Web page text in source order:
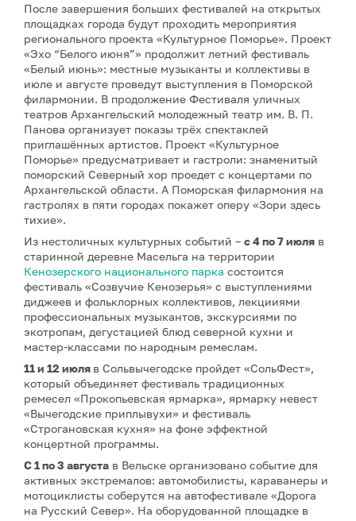
После завершения больших фестивалей на открытых
площадках города будут проходить мероприятия
регионального проекта «Культурное Поморье». Проект
«Эхо “Белого июня”» продолжит летний фестиваль
«Белый июнь»: местные музыканты и коллективы в
июле и августе проведут выступления в Поморской
филармонии. В продолжение Фестиваля уличных
театров Архангельский молодежный театр им. В. П.
Панова организует показы трёх спектаклей
приглашённых артистов. Проект «Культурное
Поморье» предусматривает и гастроли: знаменитый
поморский Северный хор проедет с концертами по
Архангельской области. А Поморская филармония на
гастролях в пяти городах покажет оперу «Зори здесь
тихие».
Из нестоличных культурных событий – с 4 по 7 июля в
старинной деревне Масельга на территории
Кенозерского национального парка состоится
фестиваль «Созвучие Кенозерья» с выступлениями
диджеев и фольклорных коллективов, лекцииями
профессиональных музыкантов, экскурсиями по
экотропам, дегустацией блюд северной кухни и
мастер-классами по народным ремеслам.
11 и 12 июля в Сольвычегодске пройдет «СольФест»,
который объединяет фестиваль традиционных
ремесел «Прокопьевская ярмарка», ярмарку невест
«Вычегодские приплывухи» и фестиваль
«Строгановская кухня» на фоне эффектной
концертной программы.
С 1 по 3 августа в Вельске организовано событие для
активных экстремалов: автомобилисты, караванеры и
мотоциклисты соберутся на автофестивале «Дорога
на Русский Север». На оборудованной площадке в